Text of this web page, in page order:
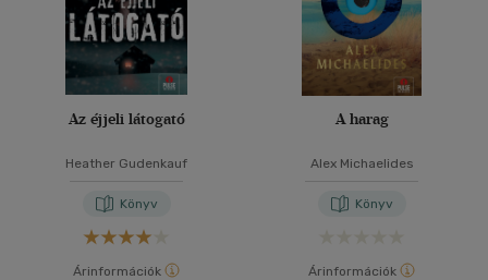
Az éjjeli látogató
Heather Gudenkauf
Könyv
Árinformációk
A harag
Alex Michaelides
Könyv
Árinformációk